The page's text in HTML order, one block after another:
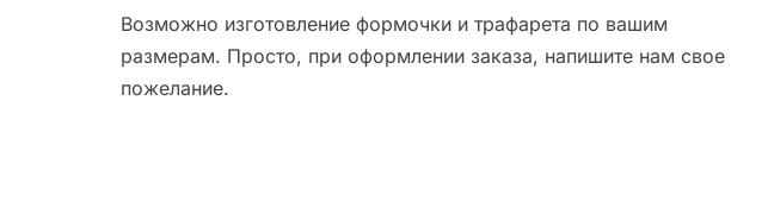
Возможно изготовление формочки и трафарета по вашим
размерам. Просто, при оформлении заказа, напишите нам свое
пожелание.